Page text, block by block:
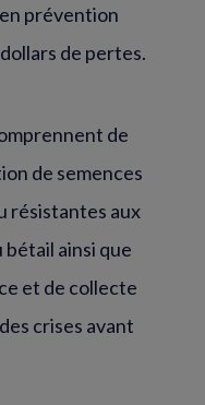
prévention
de pertes.
de
de semences
résistantes aux
ainsi que
et de collecte
crises avant